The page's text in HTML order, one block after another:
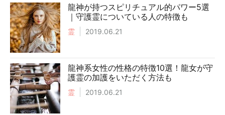
龍神が持つスピリチュアル的パワー5選
｜守護霊についている人の特徴も
霊 2019.06.21
龍神系女性の性格の特徴10選！龍女が守
護霊の加護をいただく方法も
霊 2019.06.21